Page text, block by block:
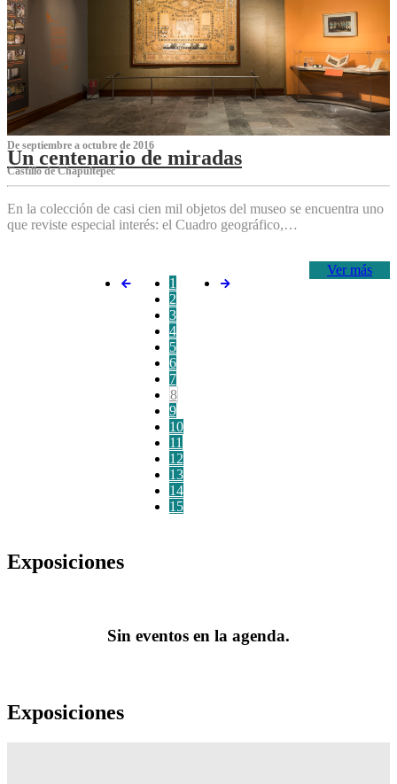
De septiembre a octubre de 2016
Un centenario de miradas
Castillo de Chapultepec
En la colección de casi cien mil objetos del museo se encuentra uno
que reviste especial interés: el Cuadro geográfico,…
Ver más
1
2
3
4
5
6
7
8
9
10
11
12
13
14
15
Exposiciones
Sin eventos en la agenda.
Exposiciones